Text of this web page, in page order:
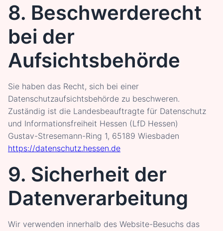
8. Beschwerderecht
bei der
Aufsichtsbehörde
Sie haben das Recht, sich bei einer
Datenschutzaufsichtsbehörde zu beschweren.
Zuständig ist die Landesbeauftragte für Datenschutz
und Informationsfreiheit Hessen (LfD Hessen)
Gustav-Stresemann-Ring 1, 65189 Wiesbaden
https://datenschutz.hessen.de
9. Sicherheit der
Datenverarbeitung
Wir verwenden innerhalb des Website-Besuchs das